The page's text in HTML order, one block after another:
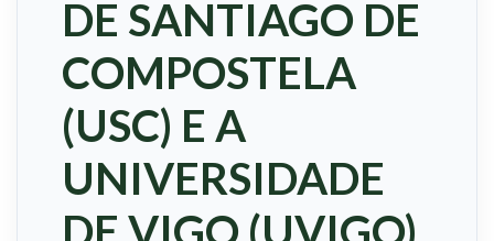
DE SANTIAGO DE
COMPOSTELA
(USC) E A
UNIVERSIDADE